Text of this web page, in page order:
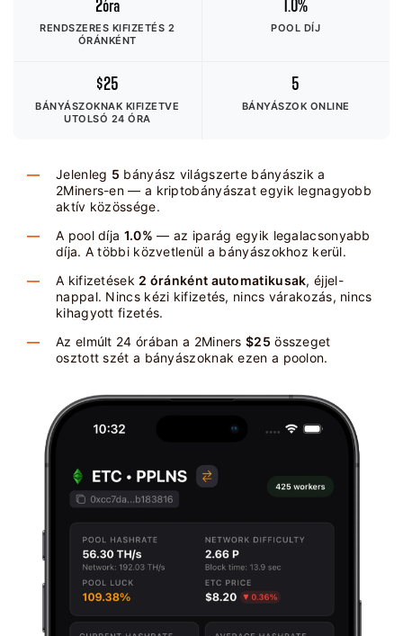
2óra
RENDSZERES KIFIZETÉS 2
ÓRÁNKÉNT
1.0%
POOL DÍJ
$25
BÁNYÁSZOKNAK KIFIZETVE
UTOLSÓ 24 ÓRA
5
BÁNYÁSZOK ONLINE
Jelenleg 5 bányász világszerte bányászik a
2Miners-en — a kriptobányászat egyik legnagyobb
aktív közössége.
A pool díja 1.0% — az iparág egyik legalacsonyabb
díja. A többi közvetlenül a bányászokhoz kerül.
A kifizetések 2 óránként automatikusak, éjjel-
nappal. Nincs kézi kifizetés, nincs várakozás, nincs
kihagyott fizetés.
Az elmúlt 24 órában a 2Miners $25 összeget
osztott szét a bányászoknak ezen a poolon.